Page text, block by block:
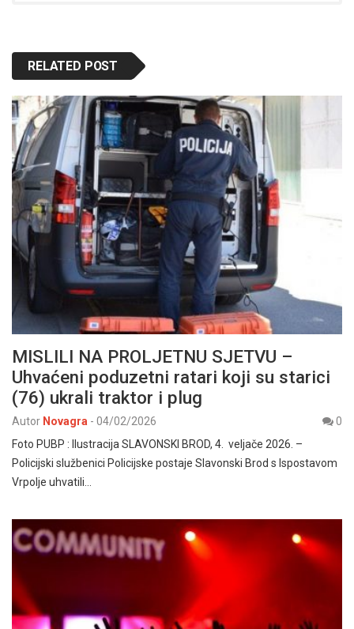
RELATED POST
MISLILI NA PROLJETNU SJETVU –
Uhvaćeni poduzetni ratari koji su starici
(76) ukrali traktor i plug
Autor Novagra - 04/02/2026
0
Foto PUBP : Ilustracija SLAVONSKI BROD, 4. veljače 2026. –
Policijski službenici Policijske postaje Slavonski Brod s Ispostavom
Vrpolje uhvatili…